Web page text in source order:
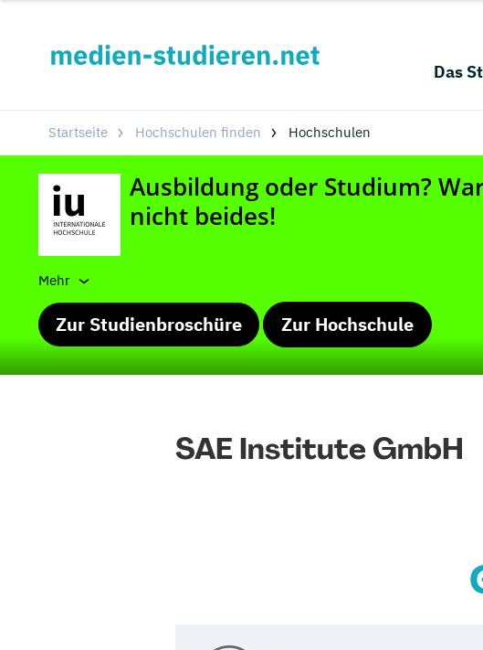
Das
Startseite Hochschulen finden Hochschulen
Mehr
Zur Studienbroschüre Zur Hochschule
SAE Institute GmbH